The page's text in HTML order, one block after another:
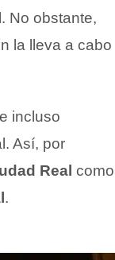
. No obstante,
la lleva a cabo
incluso
Así, por
Real como
.